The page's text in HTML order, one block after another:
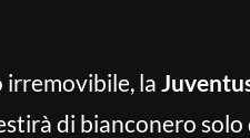
irremovibile, la
di bianconero solo